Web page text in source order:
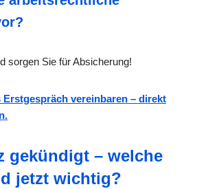
sorgen Sie für Absicherung!
vereinbaren – direkt
gekündigt – welche
jetzt wichtig?